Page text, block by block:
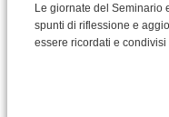
Le giornate del Seminario
spunti di riflessione e
essere ricordati e